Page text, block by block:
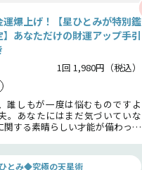
運爆上げ！【星ひとみが特別鑑
】あなただけの財運アップ手引
1回 1,980円（税込）
誰しもが一度は悩むものですよ
。あなたにはまだ気づいていな
関する素晴らしい才能が備わって
とみ◆究極の天星術